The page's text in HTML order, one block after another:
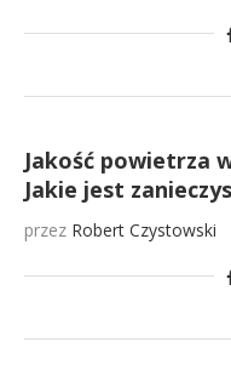
Jakość powietrza
Jakie jest
przez Robert Czystowski